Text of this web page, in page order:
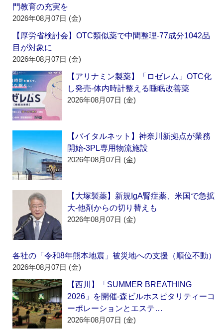
門教育の充実を
2026年08月07日 (金)
【厚労省検討会】OTC類似薬で中間整理‐77成分1042品
目が対象に
2026年08月07日 (金)
【アリナミン製薬】「ロゼレム」OTC化
し発売‐体内時計整える睡眠改善薬
2026年08月07日 (金)
【バイタルネット】神奈川新拠点が業務
開始‐3PL専用物流施設
2026年08月07日 (金)
【大塚製薬】新規IgA腎症薬、米国で急拡
大‐他剤からの切り替えも
2026年08月07日 (金)
各社の「令和8年熊本地震」被災地への支援（順位不動）
2026年08月07日 (金)
【西川】「SUMMER BREATHING
2026」を開催‐森ビルホスピタリティーコ
ーポレーションとエステ…
2026年08月07日 (金)